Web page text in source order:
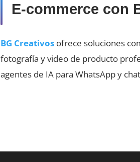
E-commerce con
BG Creativos ofrece soluciones
fotografía y video de producto
agentes de IA para WhatsApp y